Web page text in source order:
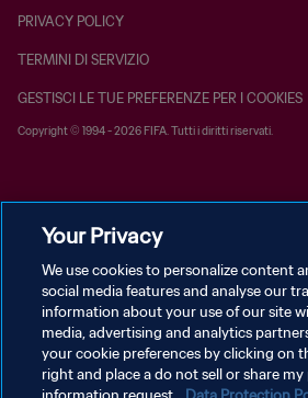
PRIVACY POLICY
TERMINI DI SERVIZIO
GESTISCI LE TUE PREFERENZE PER I COOKIES
Copyright © 1994 - 2026 FIFA. Tutti i diritti riservati.
Your Privacy
We use cookies to personalize content
social media features and analyse our
information about your use of our site
media, advertising and analytics
your cookie preferences by clicking on
right and place a do not sell or share my